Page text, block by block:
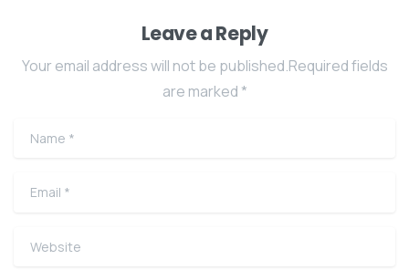
Leave a Reply
Your email address will not be published.Required fields
are marked *
Name
Email
Website